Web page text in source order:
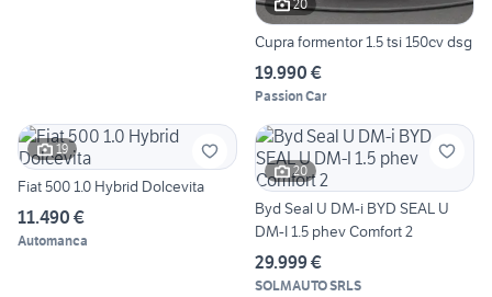
20
Cupra formentor 1.5 tsi 150cv dsg
19.990 €
Passion Car
19
Fiat 500 1.0 Hybrid Dolcevita
11.490 €
Automanca
20
Byd Seal U DM-i BYD SEAL U
DM-I 1.5 phev Comfort 2
29.999 €
SOLMAUTO SRLS